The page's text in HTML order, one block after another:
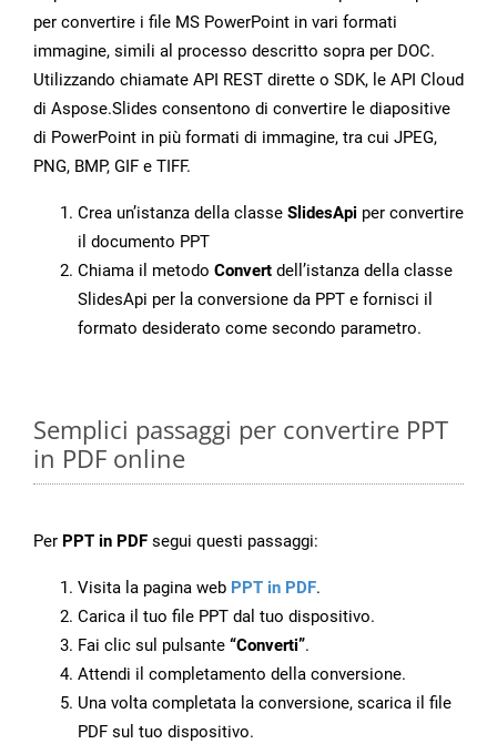
per convertire i file MS PowerPoint in vari formati
immagine, simili al processo descritto sopra per DOC.
Utilizzando chiamate API REST dirette o SDK, le API Cloud
di Aspose.Slides consentono di convertire le diapositive
di PowerPoint in più formati di immagine, tra cui JPEG,
PNG, BMP, GIF e TIFF.
Crea un’istanza della classe SlidesApi per convertire
il documento PPT
Chiama il metodo Convert dell’istanza della classe
SlidesApi per la conversione da PPT e fornisci il
formato desiderato come secondo parametro.
Semplici passaggi per convertire PPT
in PDF online
Per PPT in PDF segui questi passaggi:
Visita la pagina web PPT in PDF.
Carica il tuo file PPT dal tuo dispositivo.
Fai clic sul pulsante “Converti”.
Attendi il completamento della conversione.
Una volta completata la conversione, scarica il file
PDF sul tuo dispositivo.